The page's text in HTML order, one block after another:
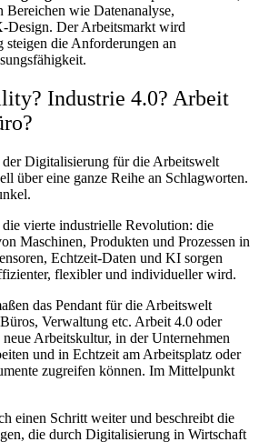
wie Datenanalyse,
Design. Der Arbeitsmarkt wird
steigen die Anforderungen an
Industrie 4.0? Arbeit
Digitalisierung für die Arbeitswelt
über eine ganze Reihe an Schlagworten.
die vierte industrielle Revolution: die
Maschinen, Produkten und Prozessen in
Echtzeit-Daten und KI sorgen
flexibler und individueller wird.
das Pendant für die Arbeitswelt
Verwaltung etc. Arbeit 4.0 oder
Arbeitskultur, in der Unternehmen
und in Echtzeit am Arbeitsplatz oder
zugreifen können. Im Mittelpunkt
einen Schritt weiter und beschreibt die
die durch Digitalisierung in Wirtschaft